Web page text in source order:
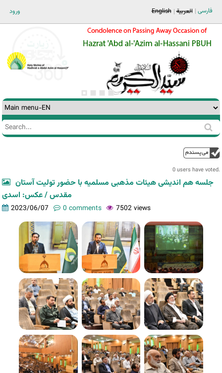
ورود فارسی العربية English
Search
Search
0 users have voted.
جلسه هم اندیشی هیئات مذهبی مسلمیه با حضور تولیت آستان
مقدس / عکس: اسدی
2023/06/07 0 comments 7502 views